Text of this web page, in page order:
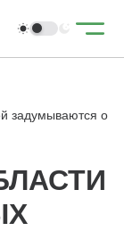
задумываются о